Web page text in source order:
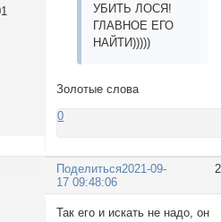
УБИТЬ ЛОСЯ!
ГЛАВНОЕ ЕГО
НАЙТИ)))))
Золотые слова
0
Поделиться2021-09-
17 09:48:06
Так его и искать не надо, он